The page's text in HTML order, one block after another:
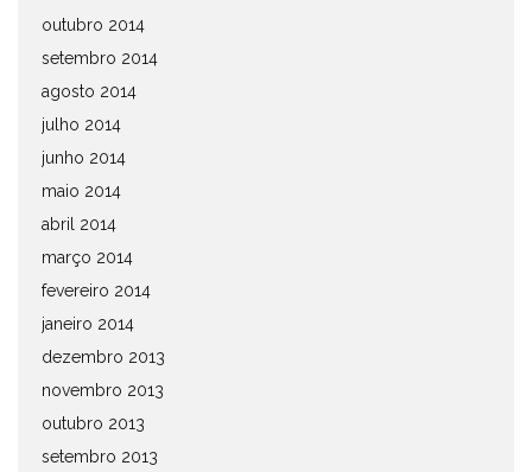
outubro 2014
setembro 2014
agosto 2014
julho 2014
junho 2014
maio 2014
abril 2014
março 2014
fevereiro 2014
janeiro 2014
dezembro 2013
novembro 2013
outubro 2013
setembro 2013